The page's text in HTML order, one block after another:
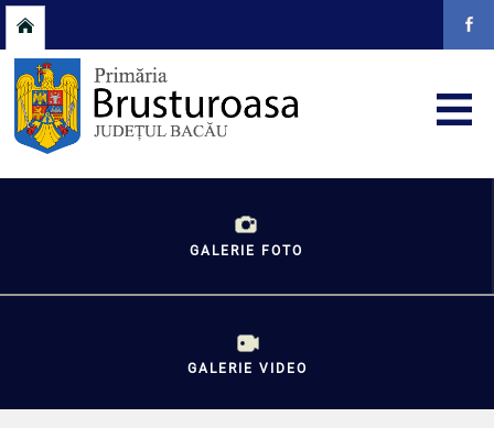
GALERIE FOTO
GALERIE VIDEO